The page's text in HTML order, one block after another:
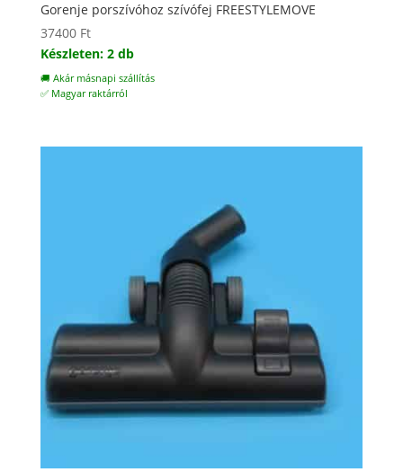
Gorenje porszívóhoz szívófej FREESTYLEMOVE
37400 Ft
Készleten: 2 db
🚚 Akár másnapi szállítás
✅ Magyar raktárról